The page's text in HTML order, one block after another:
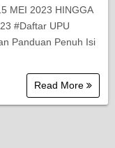
MEI 2023 HINGGA
#Daftar UPU
Panduan Penuh Isi
Read More